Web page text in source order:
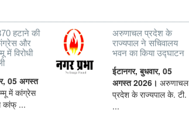
हटाने की
और
में विरोधी
05 अगस्त
में कांग्रेस
...
अरुणाचल प्रदेश के
राज्यपाल ने सचिवालय
भवन का किया उद्घाटन
ईटानगर, बुधवार, 05
अगस्त 2026। अरुणाचल
प्रदेश के राज्यपाल के. टी.
...